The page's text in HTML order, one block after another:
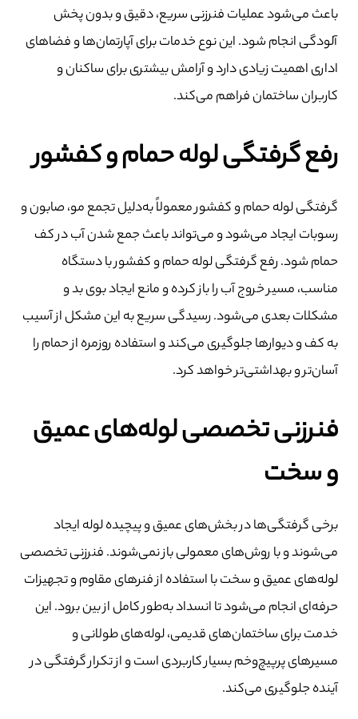
باعث می‌شود عملیات فنرزنی سریع، دقیق و بدون پخش
آلودگی انجام شود. این نوع خدمات برای آپارتمان‌ها و فضاهای
اداری اهمیت زیادی دارد و آرامش بیشتری برای ساکنان و
کاربران ساختمان فراهم می‌کند.
رفع گرفتگی لوله حمام و کفشور
گرفتگی لوله حمام و کفشور معمولاً به‌دلیل تجمع مو، صابون و
رسوبات ایجاد می‌شود و می‌تواند باعث جمع شدن آب در کف
حمام شود. رفع گرفتگی لوله حمام و کفشور با دستگاه
مناسب، مسیر خروج آب را باز کرده و مانع ایجاد بوی بد و
مشکلات بعدی می‌شود. رسیدگی سریع به این مشکل از آسیب
به کف و دیوارها جلوگیری می‌کند و استفاده روزمره از حمام را
آسان‌تر و بهداشتی‌تر خواهد کرد.
فنرزنی تخصصی لوله‌های عمیق
و سخت
برخی گرفتگی‌ها در بخش‌های عمیق و پیچیده لوله ایجاد
می‌شوند و با روش‌های معمولی باز نمی‌شوند. فنرزنی تخصصی
لوله‌های عمیق و سخت با استفاده از فنرهای مقاوم و تجهیزات
حرفه‌ای انجام می‌شود تا انسداد به‌طور کامل از بین برود. این
خدمت برای ساختمان‌های قدیمی، لوله‌های طولانی و
مسیرهای پرپیچ‌وخم بسیار کاربردی است و از تکرار گرفتگی در
آینده جلوگیری می‌کند.